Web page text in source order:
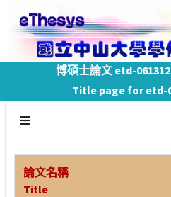
博碩士論文 etd-
Title page for etd-
論文名稱
Title